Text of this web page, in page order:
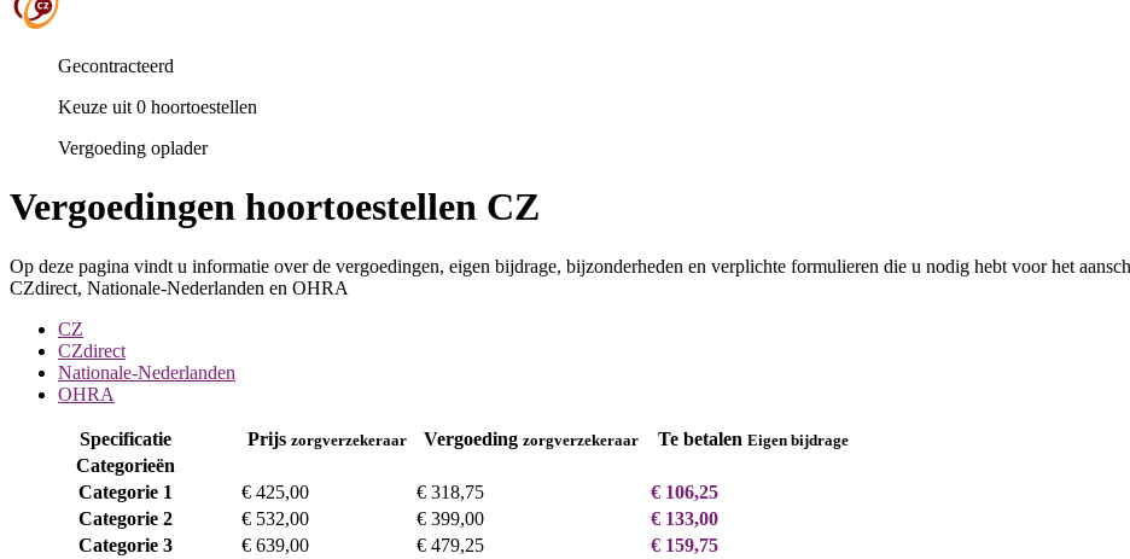
Gecontracteerd
Keuze uit 0 hoortoestellen
Vergoeding oplader
Vergoedingen hoortoestellen CZ
Op deze pagina vindt u informatie over de vergoedingen, eigen bijdrage, bijzonderheden en verplichte formulieren die u nodig hebt voor het
CZdirect, Nationale-Nederlanden en OHRA
CZ
CZdirect
Nationale-Nederlanden
OHRA
Specificatie Prijs zorgverzekeraar Vergoeding zorgverzekeraar Te betalen Eigen bijdrage
Categorieën
Categorie 1
€ 425,00 € 318,75
€ 106,25
Categorie 2
€ 532,00 € 399,00
€ 133,00
Categorie 3
€ 639,00 € 479,25
€ 159,75